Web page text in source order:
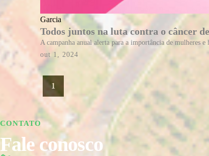
Garcia
Todos juntos na luta contra o câncer
A campanha anual alerta para a importância de mulheres
out 1, 2024
1
CONTATO
Fale conosco